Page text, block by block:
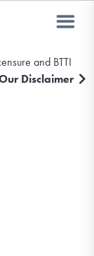
and BTTI
Disclaimer